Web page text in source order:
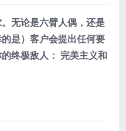
无论是六臂人偶，还是
是）客户会提出任何要
终极敌人： 完美主义和